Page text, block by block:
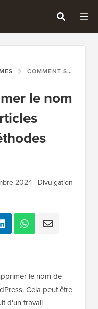
COMMENT SUPPRIMER LE NOM DE L'AUTEUR DES ARTICLES WORDPRESS (3 MÉTHODES SIMPLES)
le nom
2024 | Divulgation
le nom de
Cela peut être
d'un travail